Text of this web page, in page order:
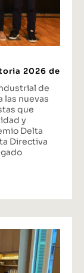
2026 de
de
las nuevas
que
y
Delta
Directiva